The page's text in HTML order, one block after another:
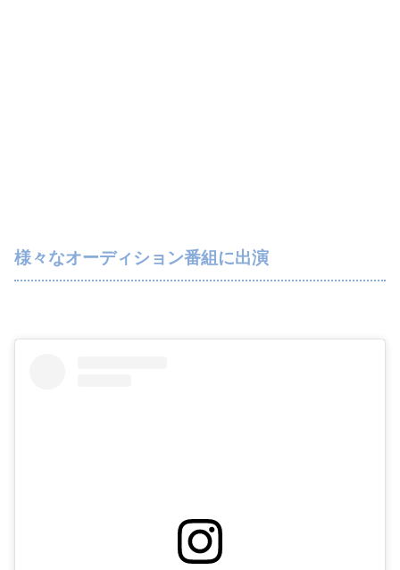
様々なオーディション番組に出演